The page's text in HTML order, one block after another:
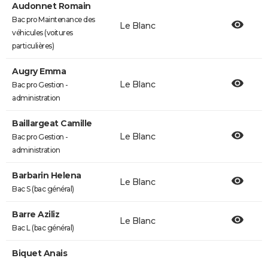
Audonnet Romain
Bac pro Maintenance des
véhicules (voitures
particulières)
Le Blanc
Augry Emma
Bac pro Gestion -
administration
Le Blanc
Baillargeat Camille
Bac pro Gestion -
administration
Le Blanc
Barbarin Helena
Bac S (bac général)
Le Blanc
Barre Aziliz
Bac L (bac général)
Le Blanc
Biquet Anais